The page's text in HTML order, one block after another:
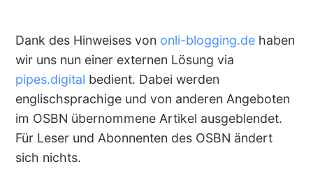
Dank des Hinweises von onli-blogging.dehaben
wir uns nun einer externen Lösung via
pipes.digital bedient. Dabei werden
englischsprachige und von anderen Angeboten
im OSBN übernommene Artikel ausgeblendet.
Für Leser und Abonnenten des OSBN ändert
sich nichts.